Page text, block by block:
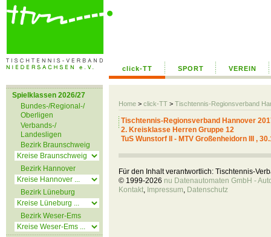
click-TT SPORT VEREIN
Home > click-TT > Tischtennis-Regionsverband
Spielklassen 2026/27
Bundes-/Regional-/
Oberligen
Verbands-/
Landesligen
Bezirk Braunschweig
Bezirk Hannover
Bezirk Lüneburg
Bezirk Weser-Ems
Tischtennis-Regionsverband Hannover
2. Kreisklasse Herren Gruppe 12
TuS Wunstorf II - MTV Großenheidorn III ,
Für den Inhalt verantwortlich: Tischtennis-
© 1999-2026 nu Datenautomaten GmbH -
Kontakt, Impressum, Datenschutz